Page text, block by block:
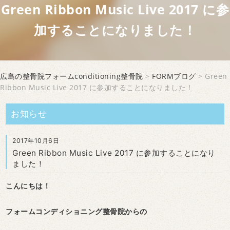
Green Ribbon Music Live 2017 に参
加することになりました！
広島の整骨院フォームconditioning整骨院 > FORMブログ > Green
Ribbon Music Live 2017 に参加することになりました！
お知らせ
2017年10月6日
Green Ribbon Music Live 2017 に参加することになり
ました！
こんにちは！
フォームコンディショニング整骨院からの